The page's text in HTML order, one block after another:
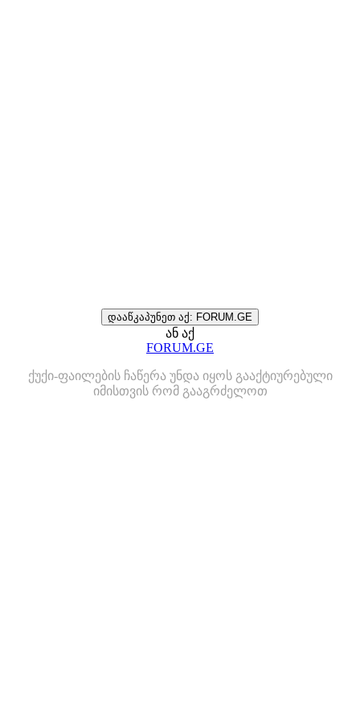
დააწკაპუნეთ აქ: FORUM.GE
ან აქ
FORUM.GE
ქუქი-ფაილების ჩაწერა უნდა იყოს გააქტიურებული
იმისთვის რომ გააგრძელოთ